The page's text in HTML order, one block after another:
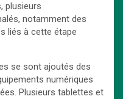
plusieurs
notamment des
liés à cette étape
se sont ajoutés des
numériques
Plusieurs tablettes et